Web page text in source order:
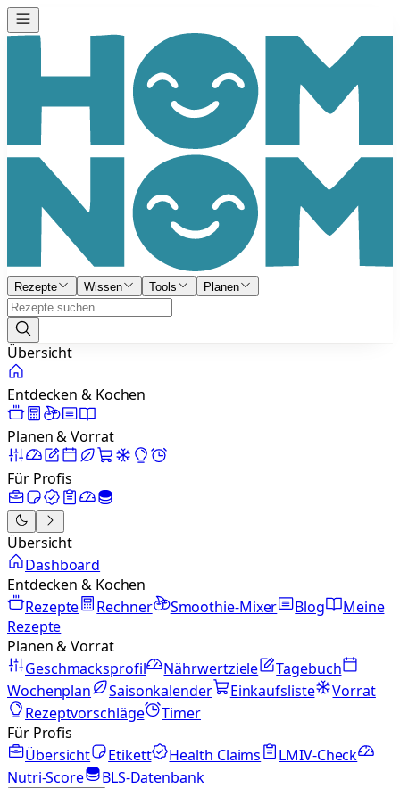
Rezepte Wissen Tools Planen
Übersicht
Entdecken & Kochen
Planen & Vorrat
Für Profis
Übersicht
Dashboard
Entdecken & Kochen
Rezepte
Rechner Smoothie-Mixer Blog
Meine
Rezepte
Planen & Vorrat
Geschmacksprofil
Nährwertziele
Tagebuch
Wochenplan
Saisonkalender Einkaufsliste
Vorrat
Rezeptvorschläge
Timer
Für Profis
Übersicht
Etikett Health Claims
LMIV-Check
Nutri-Score
BLS-Datenbank